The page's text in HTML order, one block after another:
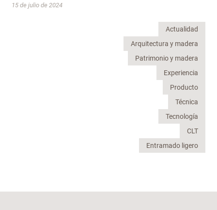
15 de julio de 2024
Actualidad
Arquitectura y madera
Patrimonio y madera
Experiencia
Producto
Técnica
Tecnología
CLT
Entramado ligero